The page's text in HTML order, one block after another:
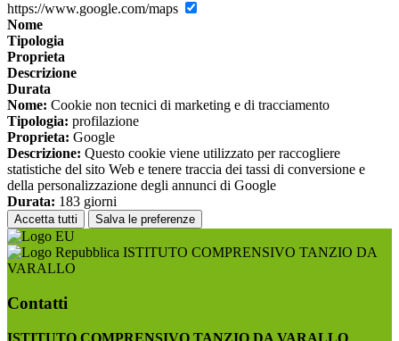
https://www.google.com/maps
Nome
Tipologia
Proprieta
Descrizione
Durata
Nome: Cookie non tecnici di marketing e di tracciamento
Tipologia: profilazione
Proprieta: Google
Descrizione: Questo cookie viene utilizzato per raccogliere
statistiche del sito Web e tenere traccia dei tassi di conversione e
della personalizzazione degli annunci di Google
Durata: 183 giorni
Accetta tutti Salva le preferenze
ISTITUTO COMPRENSIVO TANZIO DA
VARALLO
Contatti
ISTITUTO COMPRENSIVO TANZIO DA VARALLO